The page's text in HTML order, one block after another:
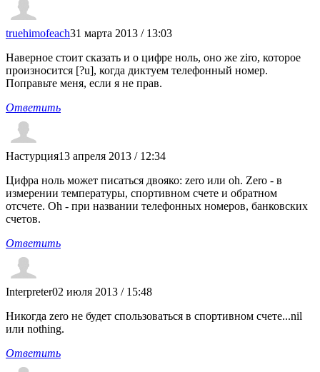
truehimofeach31 марта 2013 / 13:03
Наверное стоит сказать и о цифре ноль, оно же ziro, которое
произносится [?u], когда диктуем телефонный номер.
Поправьте меня, если я не прав.
Ответить
Настурция13 апреля 2013 / 12:34
Цифра ноль может писаться двояко: zero или oh. Zero - в
измерении температуры, спортивном счете и обратном
отсчете. Oh - при названии телефонных номеров, банковских
счетов.
Ответить
Interpreter02 июля 2013 / 15:48
Никогда zero не будет спользоваться в спортивном счете...nil
или nothing.
Ответить